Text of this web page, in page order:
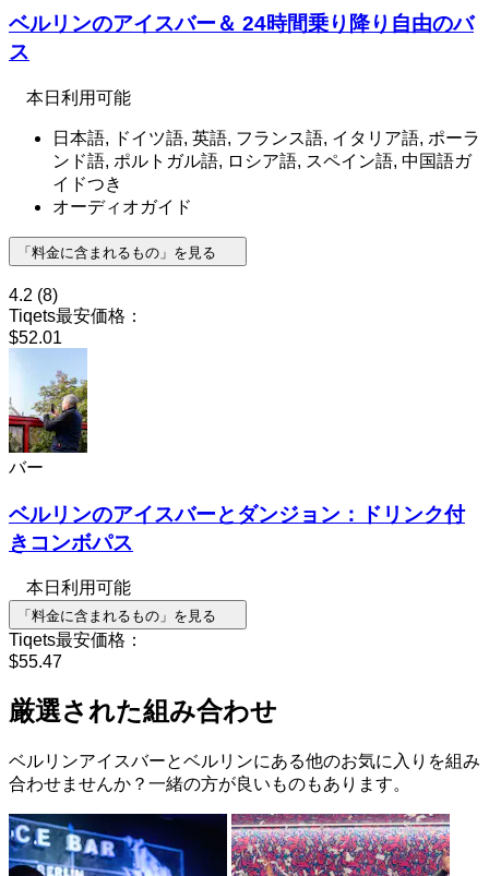
ベルリンのアイスバー＆ 24時間乗り降り自由のバ
ス
本日利用可能
日本語, ドイツ語, 英語, フランス語, イタリア語, ポーラ
ンド語, ポルトガル語, ロシア語, スペイン語, 中国語ガ
イドつき
オーディオガイド
「料金に含まれるもの」を見る
4.2 (8)
Tiqets最安価格：
$52.01
バー
ベルリンのアイスバーとダンジョン：ドリンク付
きコンボパス
本日利用可能
「料金に含まれるもの」を見る
Tiqets最安価格：
$55.47
厳選された組み合わせ
ベルリンアイスバーとベルリンにある他のお気に入りを組み
合わせませんか？一緒の方が良いものもあります。